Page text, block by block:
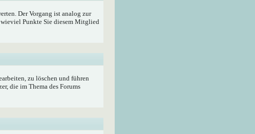
Der Vorgang ist analog zur
Punkte Sie diesem Mitglied
zu löschen und führen
die im Thema des Forums